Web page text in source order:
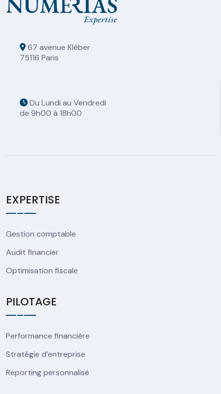
67 avenue Kléber
75116 Paris
Du Lundi au Vendredi
de 9h00 à 18h00
EXPERTISE
Gestion comptable
Audit financier
Optimisation fiscale
PILOTAGE
Performance financière
Stratégie d’entreprise
Reporting personnalisé